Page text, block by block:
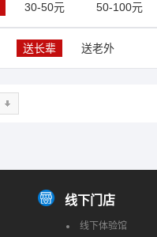
30-50元 50-100元
送长辈 送老外
线下门店
线下体验馆